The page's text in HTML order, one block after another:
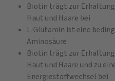
Biotin trägt zur
Haut und Haare bei
L-Glutamin ist eine
Aminosäure
Biotin trägt zur
Haut und Haare und zu
Energiestoffwechsel bei